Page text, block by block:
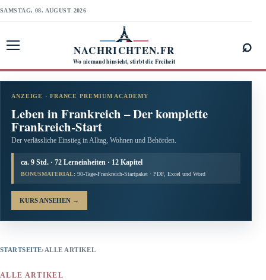
SAMSTAG, 08. AUGUST 2026
NACHRICHTEN.FR
Wo niemand hinsieht, stirbt die Freiheit
⌕
ANZEIGE · FRANCE PREMIUM ACADEMY
Leben in Frankreich – Der komplette
Frankreich-Start
Der verlässliche Einstieg in Alltag, Wohnen und Behörden.
ca. 9 Std. · 72 Lerneinheiten · 12 Kapitel
BONUSMATERIAL: 90-Tage-Frankreich-Startpaket · PDF, Excel und Word
KURS ANSEHEN →
STARTSEITE› ALLE ARTIKEL
ALLE ARTIKEL